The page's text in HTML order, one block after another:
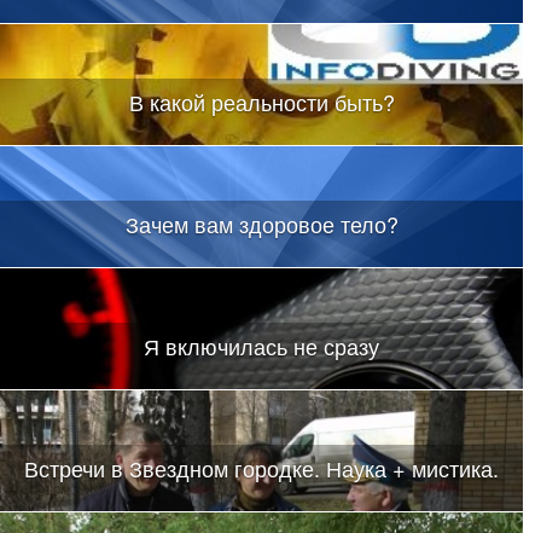
В какой реальности быть?
Зачем вам здоровое тело?
Я включилась не сразу
Встречи в Звездном городке. Наука + мистика.